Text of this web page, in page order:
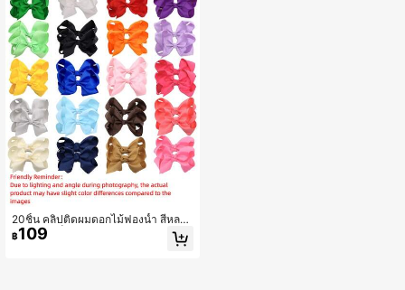
20ชิ้น คลิปติดผมดอกไม้ฟองน้ำ สีหลาก
สี สำหรับเด็กผู้หญิง
฿109